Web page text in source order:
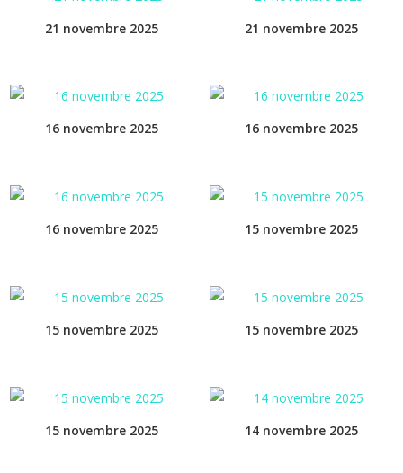
21 novembre 2025 21 novembre 2025
16 novembre 2025 16 novembre 2025
16 novembre 2025 15 novembre 2025
15 novembre 2025 15 novembre 2025
15 novembre 2025 14 novembre 2025